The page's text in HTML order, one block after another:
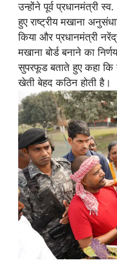
उन्होंने पूर्व प्रधानमंत्री
हुए राष्ट्रीय मखाना
किया और प्रधानमंत्री
मखाना बोर्ड बनाने का
सुपरफूड बताते हुए कहा
खेती बेहद कठिन होती है।